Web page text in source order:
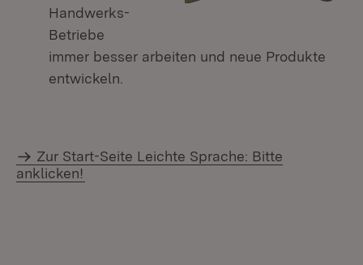
Handwerks-
Betriebe
immer besser arbeiten und neue Produkte
entwickeln.
Zur Start-Seite Leichte Sprache: Bitte
anklicken!